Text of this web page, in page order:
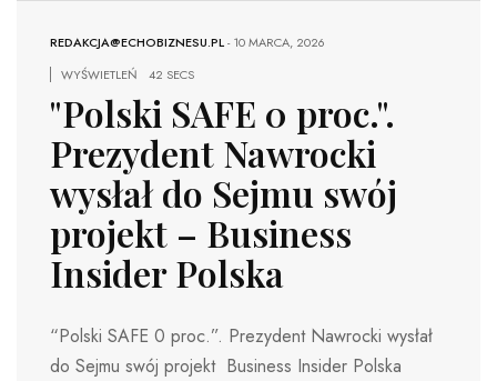
REDAKCJA@ECHOBIZNESU.PL-10 MARCA, 2026
WYŚWIETLEŃ
42 SECS
"Polski SAFE 0 proc.".
Prezydent Nawrocki
wysłał do Sejmu swój
projekt – Business
Insider Polska
“Polski SAFE 0 proc.”. Prezydent Nawrocki wysłał
do Sejmu swój projekt Business Insider Polska